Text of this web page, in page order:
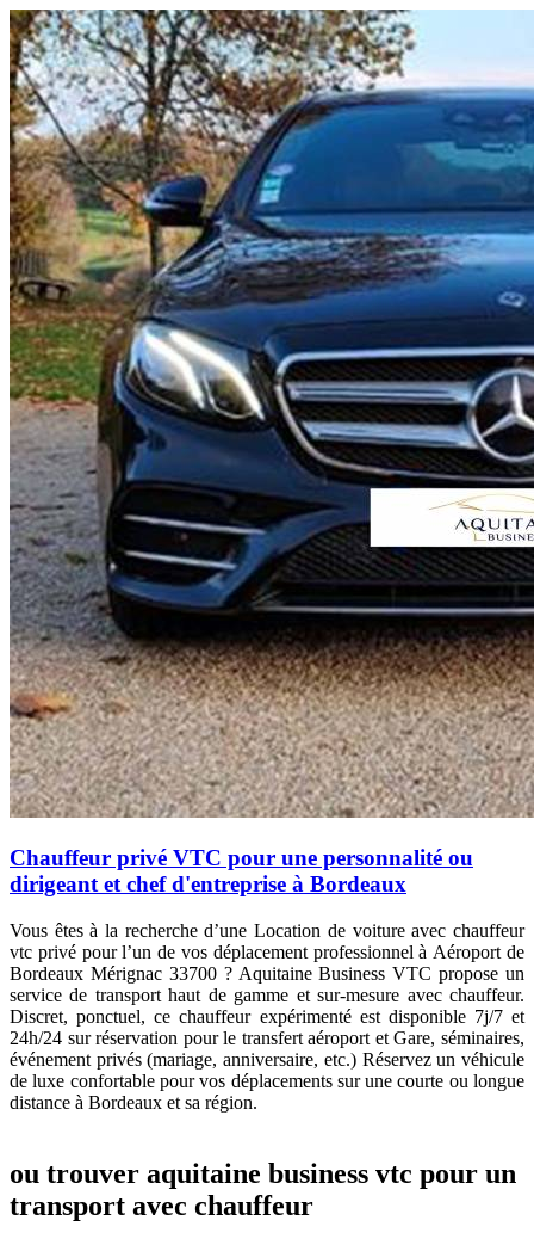
Chauffeur privé VTC pour une personnalité ou
dirigeant et chef d'entreprise à Bordeaux
Vous êtes à la recherche d’uneLocation de voiture avec chauffeur
vtc privé pour l’un de vos déplacement professionnel à Aéroport de
Bordeaux Mérignac 33700 ? Aquitaine Business VTC propose un
service de transport haut de gamme et sur-mesure avec chauffeur.
Discret, ponctuel, ce chauffeur expérimenté est disponible 7j/7 et
24h/24 sur réservation pour le transfertaéroport et Gare, séminaires,
événement privés (mariage, anniversaire, etc.) Réservez un véhicule
de luxe confortable pour vos déplacements sur une courte ou longue
distance à Bordeaux et sa région.
ou trouver aquitaine business vtc pour un
transport avec chauffeur